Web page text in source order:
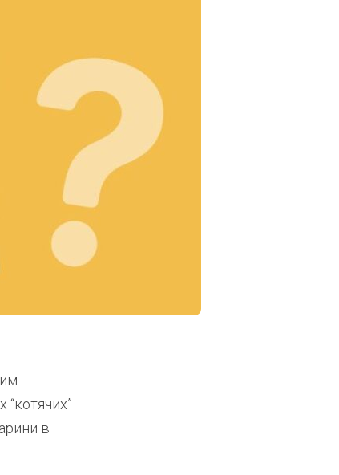
—
“котячих”
в